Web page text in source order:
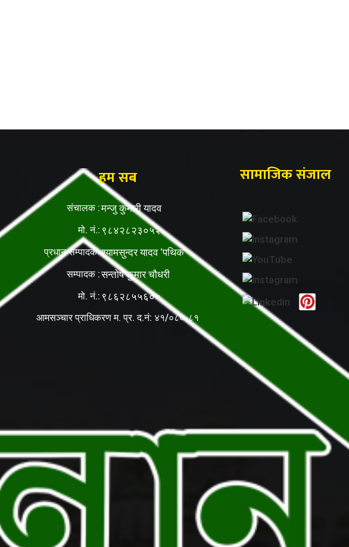
हम सब
संचालक :मन्जु कुमारी यादव
मो. नं.: ९८४२८२३०५२
प्रधान सम्पादकःश्यामसुन्दर यादव ‘पथिक’
सम्पादक :सन्तोष कुमार चौधरी
मो. नं.: ९८६२८५५६०५
आमसञ्चार प्राधिकरण म. प्र. द.नं: ४१/०८०-८१
सामाजिक संजाल